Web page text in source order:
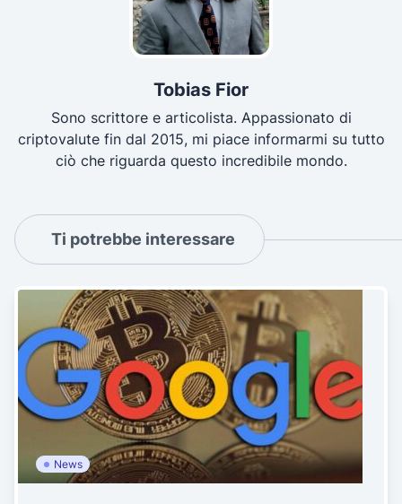
Tobias Fior
Sono scrittore e articolista. Appassionato di
criptovalute fin dal 2015, mi piace informarmi su tutto
ciò che riguarda questo incredibile mondo.
Ti potrebbe interessare
News